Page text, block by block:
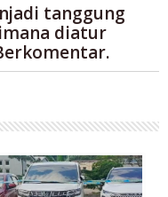
tanggung
diatur